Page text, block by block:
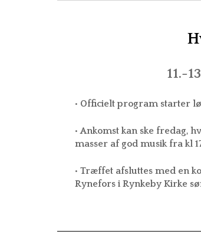
11.-
• Officielt program starter
• Ankomst kan ske fredag,
masser af god musik fra kl
• Træffet afsluttes med en
Rynefors i Rynkeby Kirke